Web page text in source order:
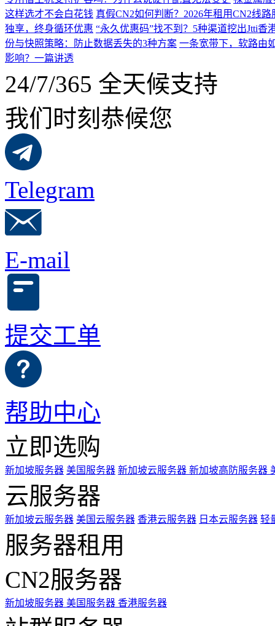
这样选才不会白花钱 真假CN2如何判断？2026年租用CN2线
独享，终身循环优惠 “永久优惠码”找不到？5种渠道挖出Jtti香
份与快照策略：防止数据丢失的3种方案 一条宽带下，软路由
影响？一篇讲透
24/7/365 全天候支持
我们时刻恭候您
Telegram
E-mail
提交工单
帮助中心
立即选购
新加坡服务器 美国服务器 新加坡云服务器 新加坡高防服务器
云服务器
新加坡云服务器 美国云服务器 香港云服务器 日本云服务器 轻
服务器租用
CN2服务器
新加坡服务器 美国服务器 香港服务器